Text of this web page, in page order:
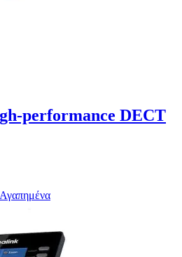
performance DECT
Αγαπημένα